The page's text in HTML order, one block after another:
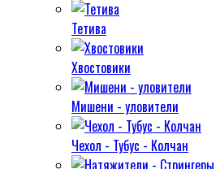
Тетива
Хвостовики
Мишени - уловители
Чехол - Тубус - Колчан